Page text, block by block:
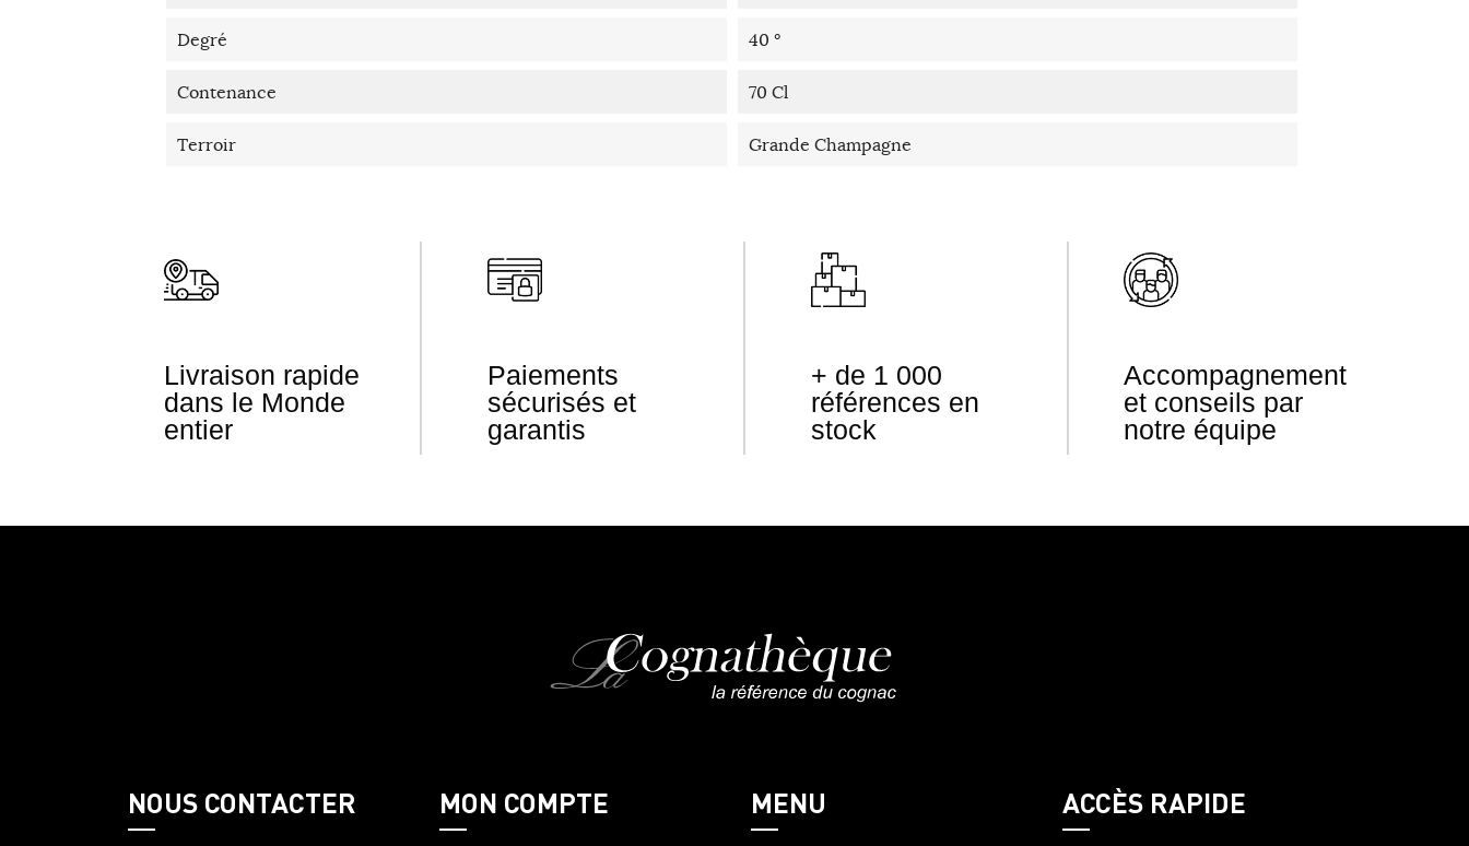
Degré 40 °
Contenance 70 Cl
Terroir Grande Champagne
Livraison rapide
dans le Monde
entier
Paiements
sécurisés et
garantis
+ de 1 000
références en
stock
Accompagnement
et conseils par
notre équipe
NOUS CONTACTER MON COMPTE MENU ACCÈS RAPIDE